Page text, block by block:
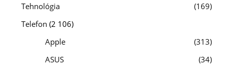
Tehnológia
169
Telefon (2 106)
Apple
313
ASUS
34